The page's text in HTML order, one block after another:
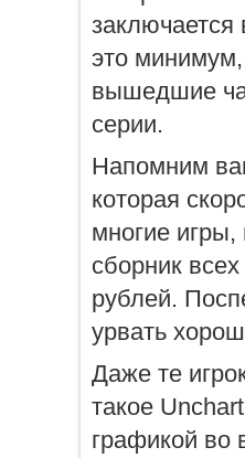
заключается
это минимум,
вышедшие
серии.
Напомним
которая
многие
сборник
рублей.
урвать
Даже те
такое
графикой во